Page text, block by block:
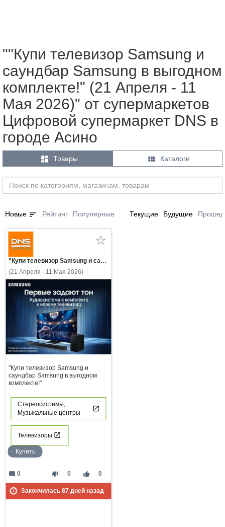
""Купи телевизор Samsung и
саундбар Samsung в выгодном
комплекте!" (21 Апреля - 11
Мая 2026)" от супермаркетов
Цифровой супермаркет DNS в
городе Асино
 Товары  Каталоги
Новые sort Рейтинг Популярные Текущие Будущие
"Купи телевизор Samsung и саундбар Samsung в выгодном комплекте!"
(21 Апреля - 11 Мая 2026)
"Купи телевизор Samsung и
саундбар Samsung в выгодном
комплекте!"
Стереосистемы,
Музыкальные центры
Телевизоры
Купить
thumb_down 0 thumb_up 0
mode_comment 0
Закончилась 87дней назад